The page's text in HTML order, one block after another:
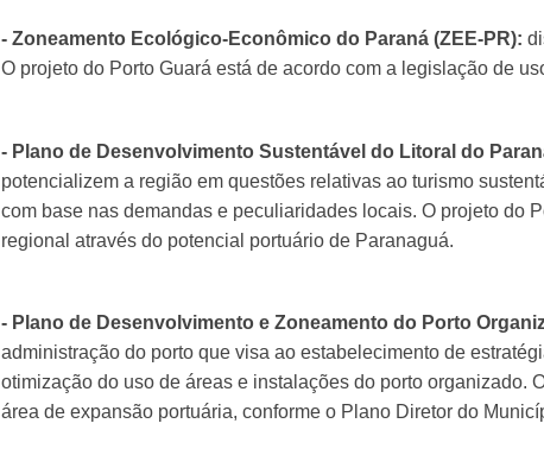
- Zoneamento Ecológico-Econômico do Paraná (ZEE-PR):
O projeto do Porto Guará está de acordo com a legislação de
- Plano de Desenvolvimento Sustentável do Litoral do
potencializem a região em questões relativas ao turismo
com base nas demandas e peculiaridades locais. O projeto do
regional através do potencial portuário de Paranaguá.
- Plano de Desenvolvimento e Zoneamento do Porto
administração do porto que visa ao estabelecimento de
otimização do uso de áreas e instalações do porto organizado.
área de expansão portuária, conforme o Plano Diretor do